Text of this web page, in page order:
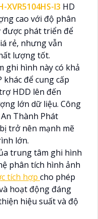
XVR5104HS-I3 HD
cao với độ phân
được phát triển để
rẻ, nhưng vẫn
lượng tốt.
ghi hình này có khả
khác để cung cấp
HDD lên đến
lớn dữ liệu. Công
Thành Phát
trở nên mạnh mẽ
lớn.
trung tâm ghi hình
phân tích hình ảnh
tích hợp cho phép
hoạt động đáng
hiệu suất và độ